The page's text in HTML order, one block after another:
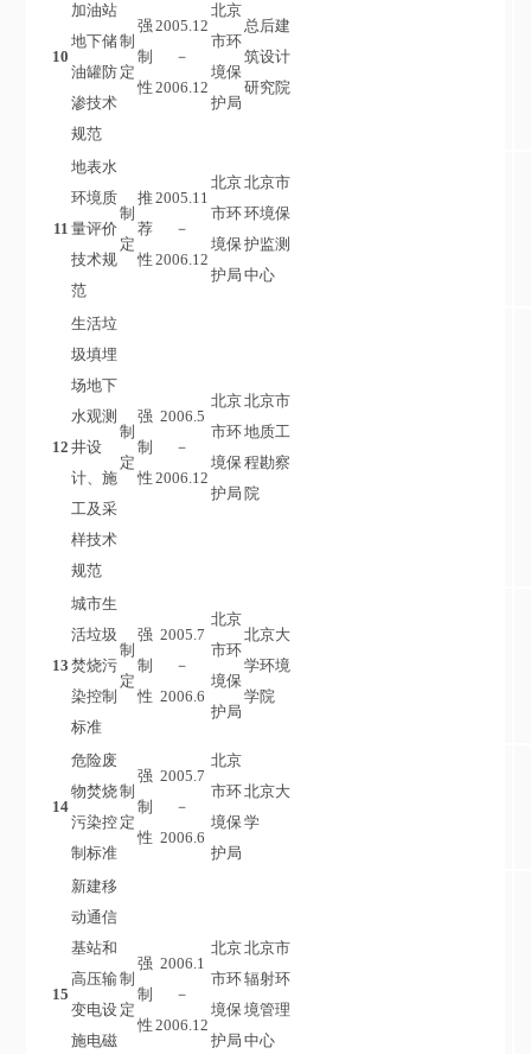
10
加油站
地下储
油罐防
渗技术
规范
制
定
强
制
性
2005.12
－
2006.12
北京
市环
境保
护局
总后建
筑设计
研究院
11
地表水
环境质
量评价
技术规
范
制
定
推
荐
性
2005.11
－
2006.12
北京
市环
境保
护局
北京市
环境保
护监测
中心
12
生活垃
圾填埋
场地下
水观测
井设
计、施
工及采
样技术
规范
制
定
强
制
性
2006.5
－
2006.12
北京
市环
境保
护局
北京市
地质工
程勘察
院
13
城市生
活垃圾
焚烧污
染控制
标准
制
定
强
制
性
2005.7
－
2006.6
北京
市环
境保
护局
北京大
学环境
学院
14
危险废
物焚烧
污染控
制标准
制
定
强
制
性
2005.7
－
2006.6
北京
市环
境保
护局
北京大
学
15
新建移
动通信
基站和
高压输
变电设
施电磁
制
定
强
制
性
2006.1
－
2006.12
北京
市环
境保
护局
北京市
辐射环
境管理
中心